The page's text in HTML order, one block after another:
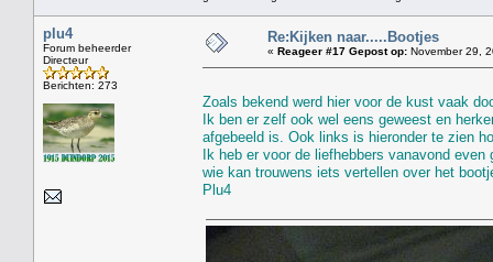
plu4
Forum beheerder
Directeur
Berichten: 273
Re:Kijken naar.....Bootjes
« Reageer #17 Gepost op: November 29,
Zoals bekend werd hier voor de kust vaak
Ik ben er zelf ook wel eens geweest en
afgebeeld is. Ook links is hieronder te zien
Ik heb er voor de liefhebbers vanavond
wie kan trouwens iets vertellen over het
Plu4